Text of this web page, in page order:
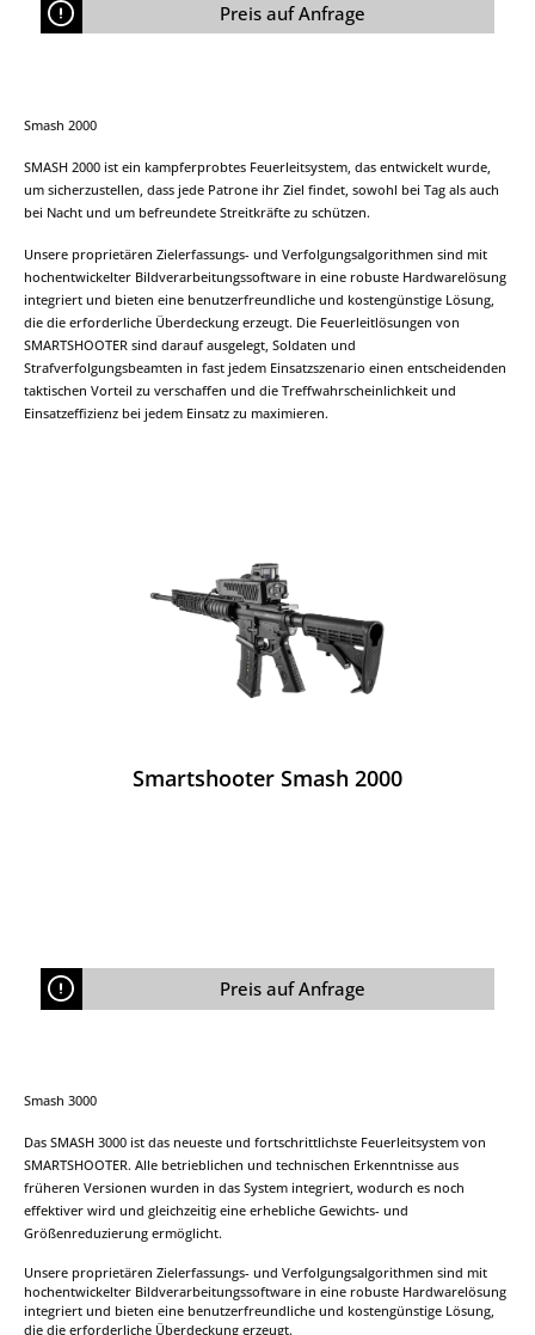
Preis auf Anfrage
Smash 2000
SMASH 2000 ist ein kampferprobtes Feuerleitsystem, das entwickelt wurde,
um sicherzustellen, dass jede Patrone ihr Ziel findet, sowohl bei Tag als auch
bei Nacht und um befreundete Streitkräfte zu schützen.
Unsere proprietären Zielerfassungs- und Verfolgungsalgorithmen sind mit
hochentwickelter Bildverarbeitungssoftware in eine robuste Hardwarelösung
integriert und bieten eine benutzerfreundliche und kostengünstige Lösung,
die die erforderliche Überdeckung erzeugt. Die Feuerleitlösungen von
SMARTSHOOTER sind darauf ausgelegt, Soldaten und
Strafverfolgungsbeamten in fast jedem Einsatzszenario einen entscheidenden
taktischen Vorteil zu verschaffen und die Treffwahrscheinlichkeit und
Einsatzeffizienz bei jedem Einsatz zu maximieren.
Smartshooter Smash 2000
Preis auf Anfrage
Smash 3000
Das SMASH 3000 ist das neueste und fortschrittlichste Feuerleitsystem von
SMARTSHOOTER. Alle betrieblichen und technischen Erkenntnisse aus
früheren Versionen wurden in das System integriert, wodurch es noch
effektiver wird und gleichzeitig eine erhebliche Gewichts- und
Größenreduzierung ermöglicht.
Unsere proprietären Zielerfassungs- und Verfolgungsalgorithmen sind mit
hochentwickelter Bildverarbeitungssoftware in eine robuste Hardwarelösung
integriert und bieten eine benutzerfreundliche und kostengünstige Lösung,
die die erforderliche Überdeckung erzeugt.